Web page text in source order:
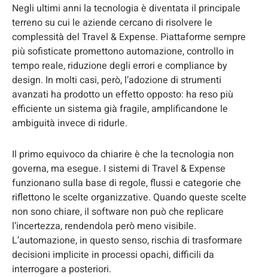
Negli ultimi anni la tecnologia è diventata il principale
terreno su cui le aziende cercano di risolvere le
complessità del Travel & Expense. Piattaforme sempre
più sofisticate promettono automazione, controllo in
tempo reale, riduzione degli errori e compliance by
design. In molti casi, però, l’adozione di strumenti
avanzati ha prodotto un effetto opposto: ha reso più
efficiente un sistema già fragile, amplificandone le
ambiguità invece di ridurle.
Il primo equivoco da chiarire è che la tecnologia non
governa, ma esegue. I sistemi di Travel & Expense
funzionano sulla base di regole, flussi e categorie che
riflettono le scelte organizzative. Quando queste scelte
non sono chiare, il software non può che replicare
l’incertezza, rendendola però meno visibile.
L’automazione, in questo senso, rischia di trasformare
decisioni implicite in processi opachi, difficili da
interrogare a posteriori.